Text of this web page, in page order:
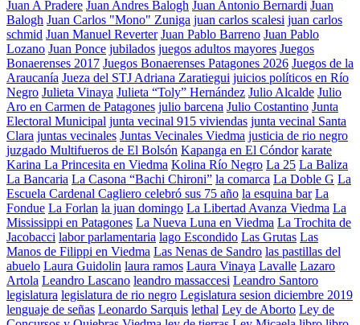
Juan A Pradere Juan Andres Balogh Juan Antonio Bernardi Juan
Balogh Juan Carlos "Mono" Zuniga juan carlos scalesi juan carlos
schmid Juan Manuel Reverter Juan Pablo Barreno Juan Pablo
Lozano Juan Ponce jubilados juegos adultos mayores Juegos
Bonaerenses 2017 Juegos Bonaerenses Patagones 2026 Juegos de la
Araucanía Jueza del STJ Adriana Zaratiegui juicios políticos en Río
Negro Julieta Vinaya Julieta “Toly” Hernández Julio Alcalde Julio
Aro en Carmen de Patagones julio barcena Julio Costantino Junta
Electoral Municipal junta vecinal 915 viviendas junta vecinal Santa
Clara juntas vecinales Juntas Vecinales Viedma justicia de rio negro
juzgado Multifueros de El Bolsón Kapanga en El Cóndor karate
Karina La Princesita en Viedma Kolina Río Negro La 25 La Baliza
La Bancaria La Casona “Bachi Chironi” la comarca La Doble G La
Escuela Cardenal Cagliero celebró sus 75 año la esquina bar La
Fondue La Forlan la juan domingo La Libertad Avanza Viedma La
Mississippi en Patagones La Nueva Luna en Viedma La Trochita de
Jacobacci labor parlamentaria lago Escondido Las Grutas Las
Manos de Filippi en Viedma Las Nenas de Sandro las pastillas del
abuelo Laura Guidolin laura ramos Laura Vinaya Lavalle Lazaro
Artola Leandro Lascano leandro massaccesi Leandro Santoro
legislatura legislatura de rio negro Legislatura sesion diciembre 2019
lenguaje de señas Leonardo Sarquis lethal Ley de Aborto Ley de